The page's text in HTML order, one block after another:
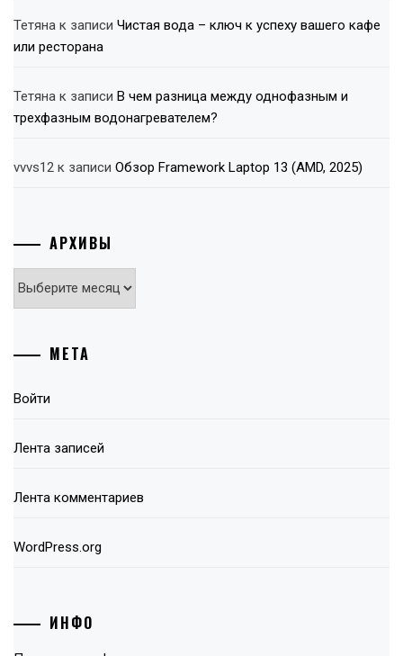
Тетяна к записи Чистая вода – ключ к успеху вашего кафе
или ресторана
Тетяна к записи В чем разница между однофазным и
трехфазным водонагревателем?
vvvs12 к записи Обзор Framework Laptop 13 (AMD, 2025)
АРХИВЫ
Архивы
МЕТА
Войти
Лента записей
Лента комментариев
WordPress.org
ИНФО